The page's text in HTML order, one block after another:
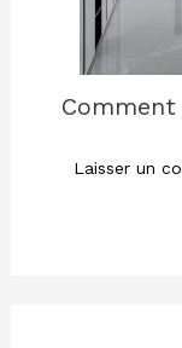
Laisser un